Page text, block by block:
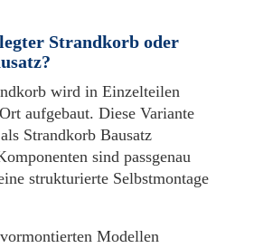
Strandkorb oder
wird in Einzelteilen
aufgebaut. Diese Variante
Strandkorb Bausatz
sind passgenau
strukturierte Selbstmontage
Modellen